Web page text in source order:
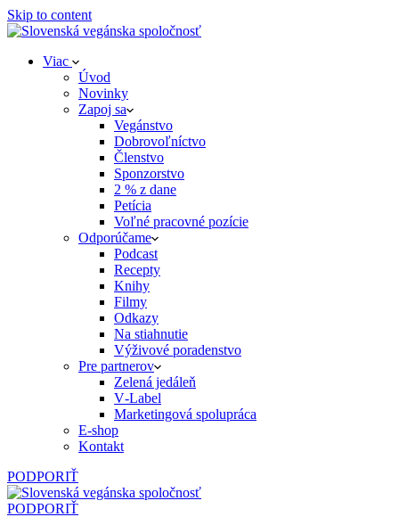
Skip to content
Viac
Úvod
Novinky
Zapoj sa
Vegánstvo
Dobrovoľníctvo
Členstvo
Sponzorstvo
2 % z dane
Petícia
Voľné pracovné pozície
Odporúčame
Podcast
Recepty
Knihy
Filmy
Odkazy
Na stiahnutie
Výživové poradenstvo
Pre partnerov
Zelená jedáleň
V‑Label
Marketingová spolupráca
E‑shop
Kontakt
PODPORIŤ
PODPORIŤ